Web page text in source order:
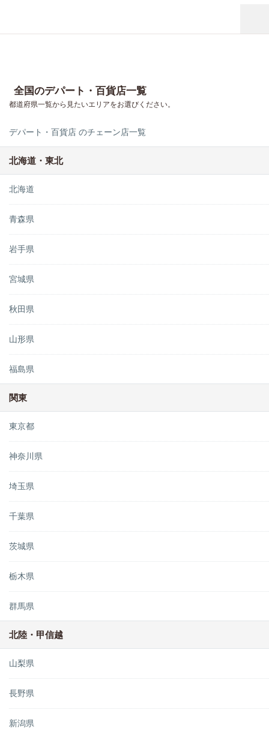
全国のデパート・百貨店一覧
都道府県一覧から見たいエリアをお選びください。
デパート・百貨店 のチェーン店一覧
北海道・東北
北海道
青森県
岩手県
宮城県
秋田県
山形県
福島県
関東
東京都
神奈川県
埼玉県
千葉県
茨城県
栃木県
群馬県
北陸・甲信越
山梨県
長野県
新潟県